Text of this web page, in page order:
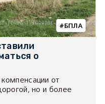
БПЛА
о
от
но и более